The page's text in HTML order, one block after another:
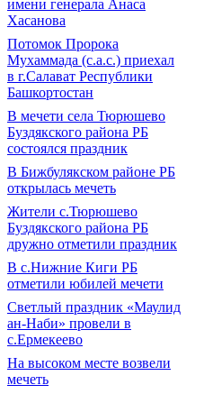
имени генерала Анаса
Хасанова
Потомок Пророка
Мухаммада (с.а.с.) приехал
в г.Салават Республики
Башкортостан
В мечети села Тюрюшево
Буздякского района РБ
состоялся праздник
В Бижбулякском районе РБ
открылась мечеть
Жители с.Тюрюшево
Буздякского района РБ
дружно отметили праздник
В с.Нижние Киги РБ
отметили юбилей мечети
Светлый праздник «Маулид
ан-Наби» провели в
с.Ермекеево
На высоком месте возвели
мечеть